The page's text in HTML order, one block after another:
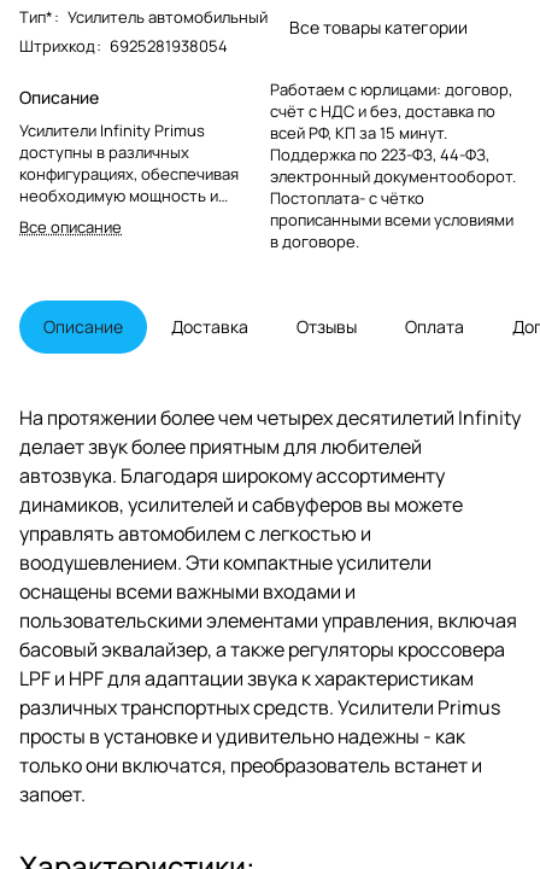
Тип*: Усилитель автомобильный
Штрихкод: 6925281938054
Описание
Усилители Infinity Primus
доступны в различных
конфигурациях, обеспечивая
необходимую мощность и
количество каналов для
использования в
Все описание
Все товары категории
Работаем с юрлицами: договор,
счёт с НДС и без, доставка по
всей РФ, КП за 15 минут.
Поддержка по 223-ФЗ, 44-ФЗ,
электронный документооборот.
Постоплата- с чётко
прописанными всеми условиями
в договоре.
Описание Доставка Отзывы Оплата
На протяжении более чем четырех десятилетий Infinity
делает звук более приятным для любителей
автозвука. Благодаря широкому ассортименту
динамиков, усилителей и сабвуферов вы можете
управлять автомобилем с легкостью и
воодушевлением. Эти компактные усилители
оснащены всеми важными входами и
пользовательскими элементами управления, включая
басовый эквалайзер, а также регуляторы кроссовера
LPF и HPF для адаптации звука к характеристикам
различных транспортных средств. Усилители Primus
просты в установке и удивительно надежны - как
только они включатся, преобразователь встанет и
запоет.